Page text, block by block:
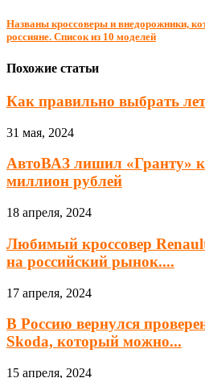
Названы кроссоверы и внедорожники,
россияне. Список из 10 моделей
Похожие статьи
Как правильно выбрать
31 мая, 2024
АвтоВАЗ лишил «Гранту»
миллион рублей
18 апреля, 2024
Любимый кроссовер
на российский рынок....
17 апреля, 2024
В Россию вернулся
Skoda, который можно...
15 апреля, 2024